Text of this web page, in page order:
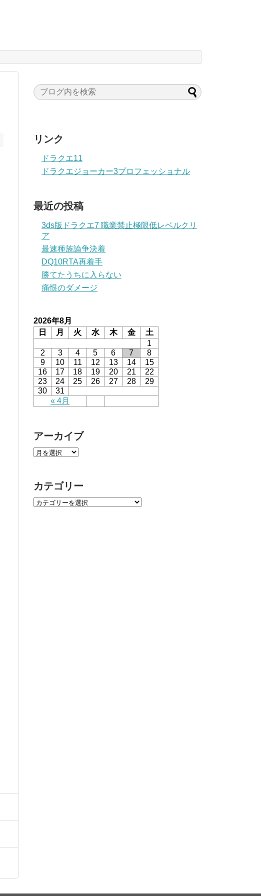
リンク
ドラクエ11
ドラクエジョーカー3プロフェッショナル
最近の投稿
3ds版ドラクエ7 職業禁止極限低レベルクリ
ア
最速種族論争決着
DQ10RTA再着手
勝てたうちに入らない
痛恨のダメージ
2026年8月
日
月 火 水 木 金 土
« 4月
1
2
3 4 5 6 7
8
9
10 11 12 13 14
15
16
17 18 19 20 21
22
23
24 25 26 27 28
29
30
31
アーカイブ
カテゴリー